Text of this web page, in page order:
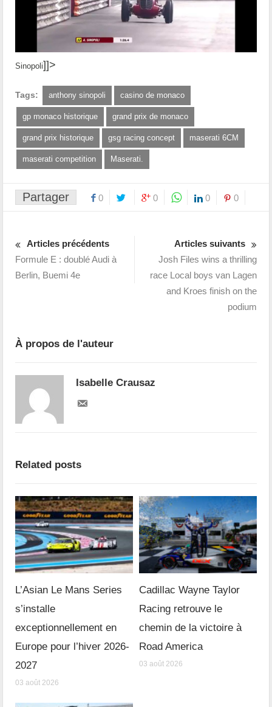
Sinopoli]]>
Tags: anthony sinopoli casino de monaco
gp monaco historique grand prix de monaco
grand prix historique gsg racing concept maserati 6CM
maserati competition Maserati.
Partager 0 0 0 0
Articles précédents
Formule E : doublé Audi à
Berlin, Buemi 4e
Articles suivants
Josh Files wins a thrilling
race Local boys van Lagen
and Kroes finish on the
podium
À propos de l'auteur
Isabelle Crausaz
Related posts
L’Asian Le Mans Series
s’installe
exceptionnellement en
Europe pour l’hiver 2026-
2027
03 août 2026
Cadillac Wayne Taylor
Racing retrouve le
chemin de la victoire à
Road America
03 août 2026